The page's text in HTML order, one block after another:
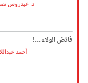
د. عيدروس
فائض الولاء…!
أحمد